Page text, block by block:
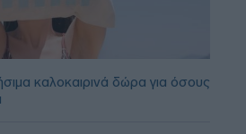
καλοκαιρινά δώρα για όσους